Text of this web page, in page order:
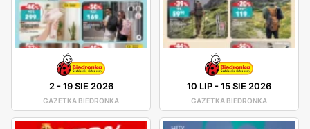
2-19 SIE 2026
GAZETKA BIEDRONKA
10 LIP-15 SIE 2026
GAZETKA BIEDRONKA